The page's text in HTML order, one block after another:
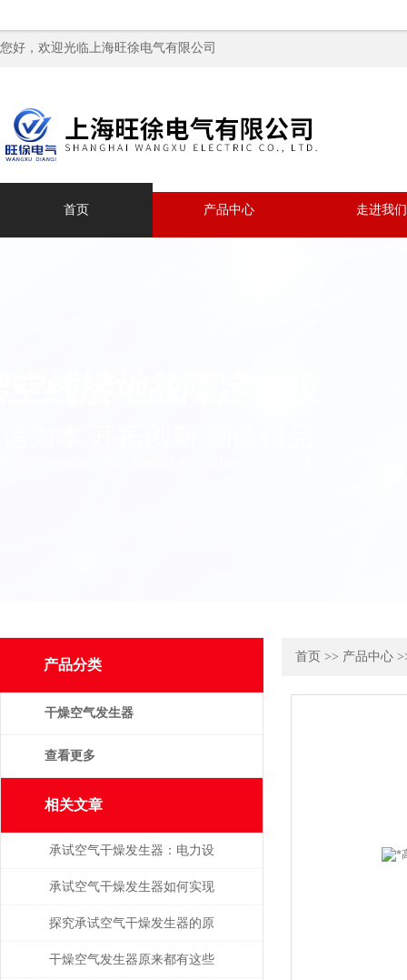
您好，欢迎光临上海旺徐电气有限公司
首页 产品中心 走进我们
产品分类
干燥空气发生器
查看更多
相关文章
承试空气干燥发生器：电力设
备绝缘维护的守护者
承试空气干燥发生器如何实现
自动化控制？
探究承试空气干燥发生器的原
理与应用
干燥空气发生器原来都有这些
首页 >> 产品中心